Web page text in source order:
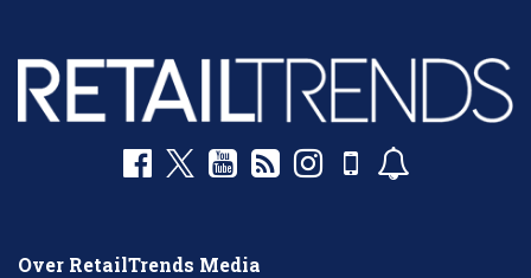
Over RetailTrends Media